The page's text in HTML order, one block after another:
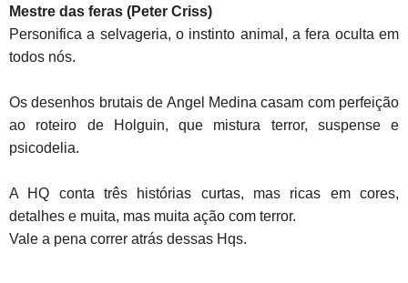
Mestre das feras (Peter Criss)
Personifica a selvageria, o instinto animal, a fera oculta em
todos nós.
Os desenhos brutais de Angel Medina casam com perfeição
ao roteiro de Holguin, que mistura terror, suspense e
psicodelia.
A HQ conta três histórias curtas, mas ricas em cores,
detalhes e muita, mas muita ação com terror.
Vale a pena correr atrás dessas Hqs.